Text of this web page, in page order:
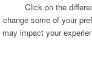
Click on the
change some of your
may impact your